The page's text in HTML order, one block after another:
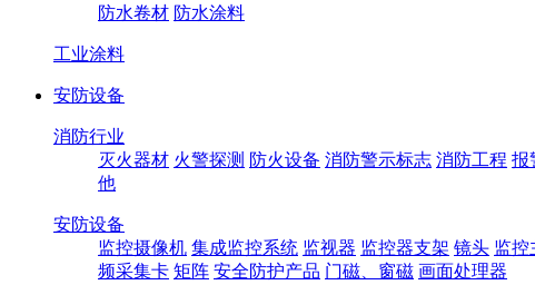
防水卷材 防水涂料
工业涂料
安防设备
消防行业
灭火器材 火警探测 防火设备 消防警示标志 消防工程 报
他
安防设备
监控摄像机 集成监控系统 监视器 监控器支架 镜头 监控
频采集卡 矩阵 安全防护产品 门磁、窗磁 画面处理器